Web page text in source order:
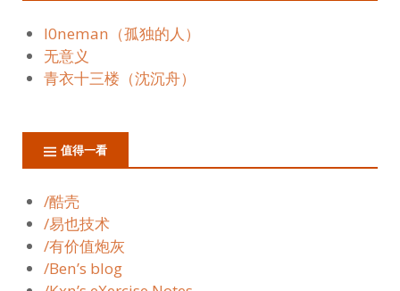
l0neman（孤独的人）
无意义
青衣十三楼（沈沉舟）
值得一看
/酷壳
/易也技术
/有价值炮灰
/Ben’s blog